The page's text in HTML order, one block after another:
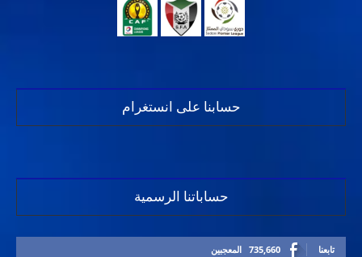
حسابنا على انستغرام
حساباتنا الرسمية
735,660 المعجبين تابعنا